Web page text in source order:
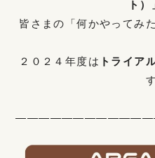
ト）
皆さまの「何かやってみ
２０２４年度は トライア